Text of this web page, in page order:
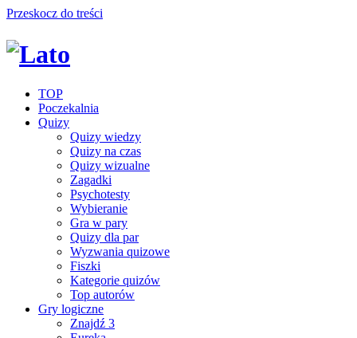
Przeskocz do treści
TOP
Poczekalnia
Quizy
Quizy wiedzy
Quizy na czas
Quizy wizualne
Zagadki
Psychotesty
Wybieranie
Gra w pary
Quizy dla par
Wyzwania quizowe
Fiszki
Kategorie quizów
Top autorów
Gry logiczne
Znajdź 3